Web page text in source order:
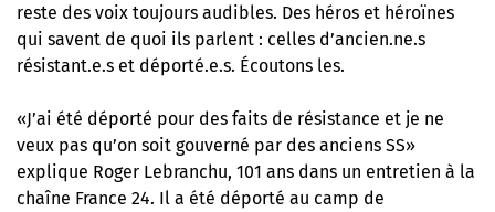
reste des voix toujours audibles. Des héros et héroïnes
qui savent de quoi ils parlent : celles d’ancien.ne.s
résistant.e.s et déporté.e.s. Écoutons les.
«J’ai été déporté pour des faits de résistance et je ne
veux pas qu’on soit gouverné par des anciens SS»
explique Roger Lebranchu, 101 ans dans un entretien à la
chaîne France 24. Il a été déporté au camp de